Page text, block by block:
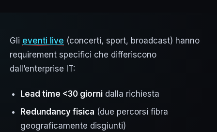
Gli eventi live (concerti, sport, broadcast) hanno
requirement specifici che differiscono
dall’enterprise IT:
Lead time <30 giorni dalla richiesta
Redundancy fisica (due percorsi fibra
geograficamente disgiunti)